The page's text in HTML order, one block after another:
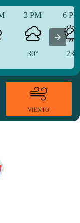
3 PM
30°
6
23°
VIENTO